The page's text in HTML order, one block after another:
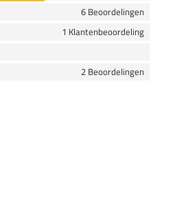
6 Beoordelingen
1 Klantenbeoordeling
2 Beoordelingen